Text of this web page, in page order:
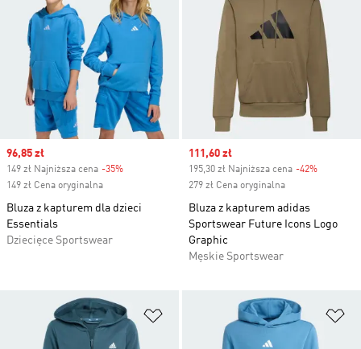
Sale price
96,85 zł
149 zł Najniższa cena -35%
149 zł Cena oryginalna
Bluza z kapturem dla dzieci
Essentials
Dziecięce Sportswear
Sale price
111,60 zł
195,30 zł Najniższa cena -42%
279 zł Cena oryginalna
Bluza z kapturem adidas
Sportswear Future Icons Logo
Graphic
Męskie Sportswear
Dodaj do listy życzeń